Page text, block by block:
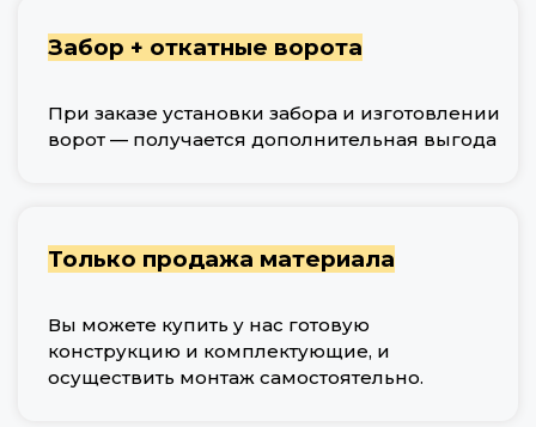
Забор + откатные ворота
При заказе установки забора и изготовлении
ворот — получается дополнительная выгода
Только продажа материала
Вы можете купить у нас готовую
конструкцию и комплектующие, и
осуществить монтаж самостоятельно.